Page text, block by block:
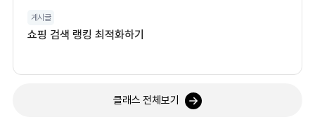
게시글
쇼핑 검색 랭킹 최적화하기
클래스 전체보기